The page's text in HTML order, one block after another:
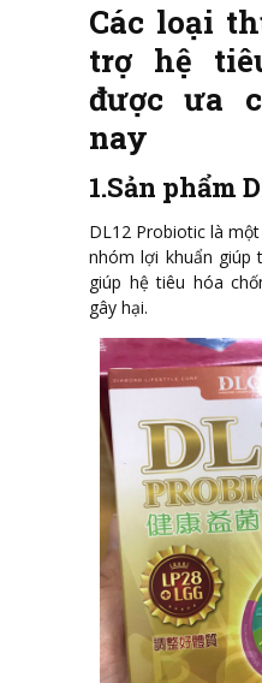
Các loại
trợ hệ
được ưa
nay
1.Sản phẩm
DL12 Probiotic là
nhóm lợi khuẩn giúp
giúp hệ tiêu hóa
gây hại.